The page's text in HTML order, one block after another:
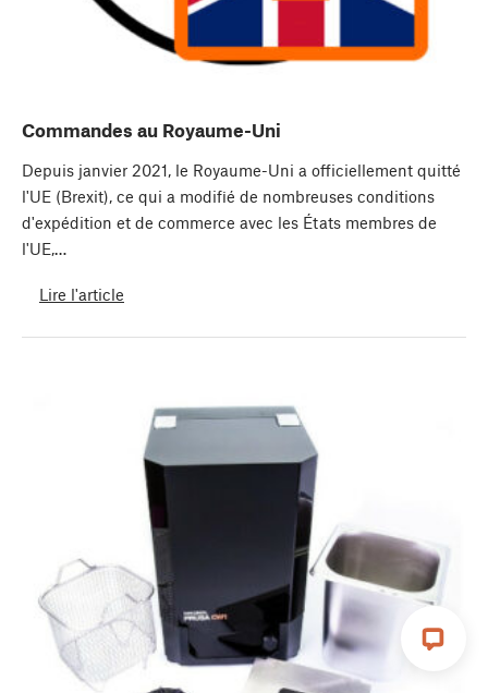
Commandes au Royaume-Uni
Depuis janvier 2021, le Royaume-Uni a officiellement quitté
l'UE (Brexit), ce qui a modifié de nombreuses conditions
d'expédition et de commerce avec les États membres de
l'UE,…
Lire l'article